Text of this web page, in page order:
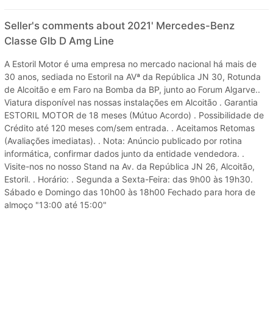
Seller's comments about 2021' Mercedes-Benz
Classe Glb D Amg Line
A Estoril Motor é uma empresa no mercado nacional há mais de
30 anos, sediada no Estoril na AVª da República JN 30, Rotunda
de Alcoitão e em Faro na Bomba da BP, junto ao Forum Algarve..
Viatura disponível nas nossas instalações em Alcoitão . Garantia
ESTORIL MOTOR de 18 meses (Mútuo Acordo) . Possibilidade de
Crédito até 120 meses com/sem entrada. . Aceitamos Retomas
(Avaliações imediatas). . Nota: Anúncio publicado por rotina
informática, confirmar dados junto da entidade vendedora. .
Visite-nos no nosso Stand na Av. da República JN 26, Alcoitão,
Estoril. . Horário: . Segunda a Sexta-Feira: das 9h00 às 19h30.
Sábado e Domingo das 10h00 às 18h00 Fechado para hora de
almoço "13:00 até 15:00"